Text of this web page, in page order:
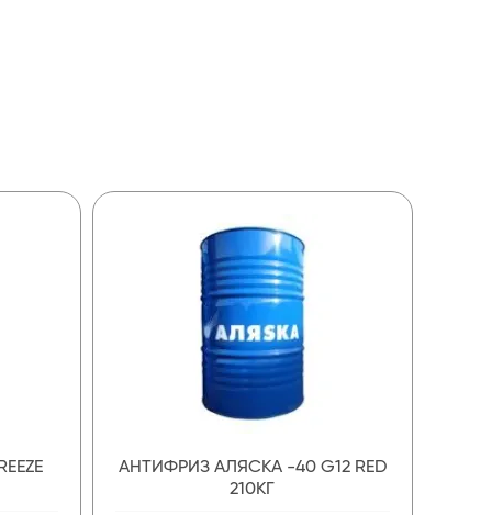
АНТИФРИЗ АЛЯСКА -40 G12 RED
210КГ